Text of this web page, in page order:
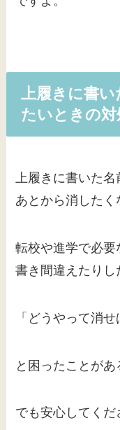
上履きに書い
たいときの対
上履きに書いた名
あとから消したく
転校や進学で必要
書き間違えたりし
「どうやって消せ
と困ったことがあ
でも安心してくだ